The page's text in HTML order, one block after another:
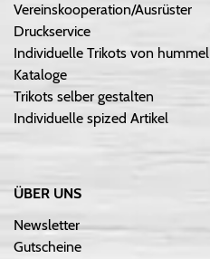
Vereinskooperation/Ausrüster
Druckservice
Individuelle Trikots von hummel
Kataloge
Trikots selber gestalten
Individuelle spized Artikel
ÜBER UNS
Newsletter
Gutscheine